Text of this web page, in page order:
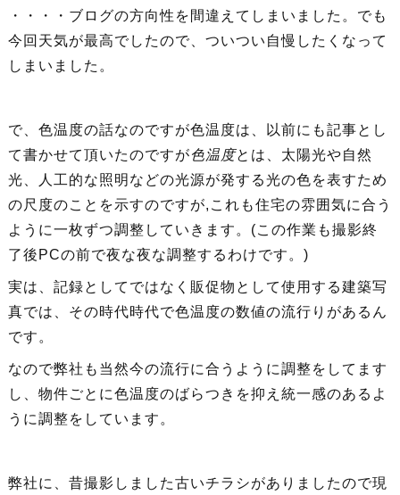
・・・・ブログの方向性を間違えてしまいました。でも
今回天気が最高でしたので、ついつい自慢したくなって
しまいました。
で、色温度の話なのですが色温度は、以前にも記事とし
て書かせて頂いたのですが色温度とは、太陽光や自然
光、人工的な照明などの光源が発する光の色を表すため
の尺度のことを示すのですが,これも住宅の雰囲気に合う
ように一枚ずつ調整していきます。(この作業も撮影終
了後PCの前で夜な夜な調整するわけです。)
実は、記録としてではなく販促物として使用する建築写
真では、その時代時代で色温度の数値の流行りがあるん
です。
なので弊社も当然今の流行に合うように調整をしてます
し、物件ごとに色温度のばらつきを抑え統一感のあるよ
うに調整をしています。
弊社に、昔撮影しました古いチラシがありましたので現